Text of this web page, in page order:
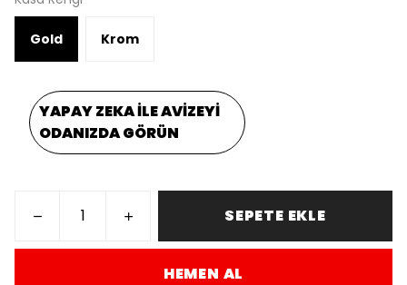
Gold Krom
YAPAY ZEKA İLE AVİZEYİ
ODANIZDA GÖRÜN
SEPETE EKLE
HEMEN AL